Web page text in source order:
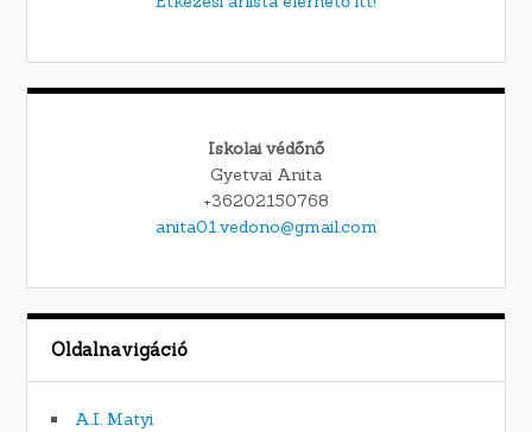
Iskolai védőnő
Gyetvai Anita
+36202150768
anita01.vedono@gmail.com
Oldalnavigáció
A.I. Matyi